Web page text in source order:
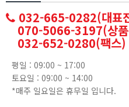
032-665-0282(대표
070-5066-3197(상품
032-652-0280(팩스)
평일 : 09:00 ~ 17:00
토요일 : 09:00 ~ 14:00
*매주 일요일은 휴무일 입니다.